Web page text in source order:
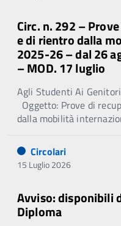
Circ. n. 292 –
e di rientro dalla
2025-26 – dal 26
– MOD. 17 luglio
Agli Studenti Ai
Oggetto: Prove di
dalla mobilità
Circolari
15 Luglio 2026
Avviso: disponibili
Diploma